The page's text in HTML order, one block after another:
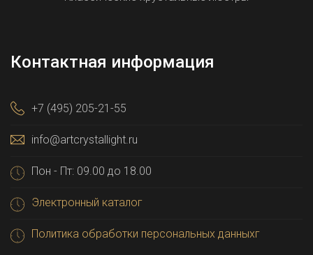
Контактная информация
+7 (495) 205-21-55
info@artcrystallight.ru
Пон - Пт: 09.00 до 18.00
Электронный каталог
Политика обработки персональных данныхг